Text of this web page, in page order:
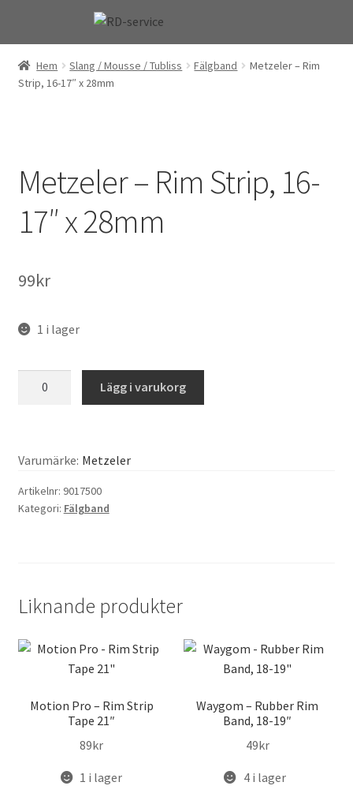
till
navigering
till
innehåll
Hem Slang / Mousse / Tubliss Fälgband
Metzeler – Rim
Strip, 16-17″ x 28mm
Metzeler – Rim Strip, 16-
17″ x 28mm
99kr
1 i lager
16-
x
28mm
Lägg i varukorg
Varumärke: Metzeler
Artikelnr: 9017500
Kategori: Fälgband
Liknande produkter
Motion Pro – Rim Strip
Tape 21″
89kr
1 i lager
Waygom – Rubber Rim
Band, 18-19″
49kr
4 i lager